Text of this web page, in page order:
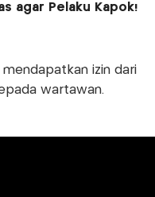
agar Pelaku Kapok!
izin dari
wartawan.